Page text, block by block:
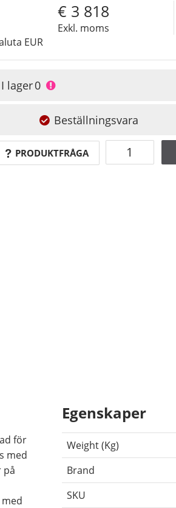
Exkl. moms
3 818
EUR
I lager0
Beställningsvara
PRODUKTFRÅGA
för
med
på
Egenskaper
Weight (Kg)
Brand
SKU